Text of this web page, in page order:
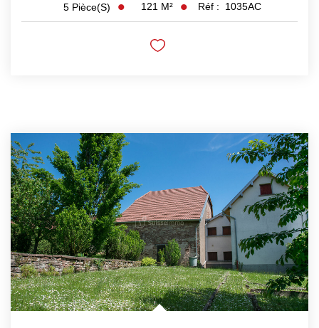
5 Pièce(s) 121 M² Réf : 1035AC